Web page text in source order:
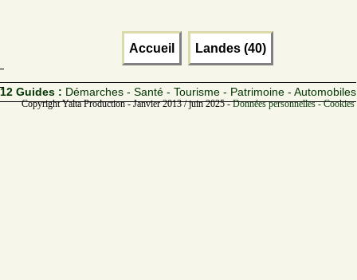
Accueil Landes (40)
12 Guides : Démarches - Santé - Tourisme - Patrimoine - Automobiles
Copyright Yalta Production - Janvier 2013 / juin 2025 -Données personnelles -